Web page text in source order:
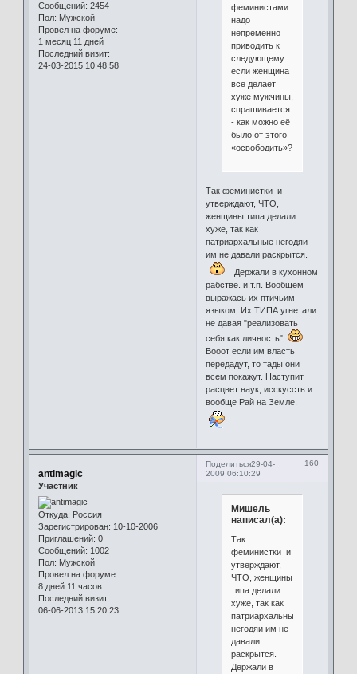
Сообщений: 2454
Пол: Мужской
Провел на форуме:
1 месяц 11 дней
Последний визит:
24-03-2015 10:48:58
феминистами
надо
непременно
приводить к
следующему:
если женщина
всё делает
хуже мужчины,
спрашивается
- как можно её
было от этого
«освободить»?
Так феминистки и
утверждают, ЧТО,
женщины типа делали
хуже, так как
патриархальные негодяи
им не давали раскрытся.
Держали в кухонном
рабстве. и.т.п. Вообщем
выражась их птичьим
языком. Их ТИПА угнетали
не давая "реализовать
себя как личность"
.
Вооот если им власть
передадут, то тады они
всем покажут. Наступит
расцвет наук, исскусств и
вообще Рай на Земле.
Поделиться 160
29-04-
2009 06:10:29
antimagic
Участник
Откуда: Россия
Зарегистрирован: 10-10-2006
Приглашений: 0
Сообщений: 1002
Пол: Мужской
Провел на форуме:
8 дней 11 часов
Последний визит:
06-06-2013 15:20:23
Мишель
написал(а):
Так
феминистки и
утверждают,
ЧТО, женщины
типа делали
хуже, так как
патриархальные
негодяи им не
давали
раскрытся.
Держали в